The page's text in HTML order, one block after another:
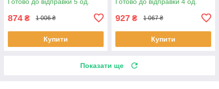
874 ₴ 1 006 ₴
Купити
927 ₴ 1 067 ₴
Купити
Показати ще